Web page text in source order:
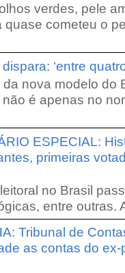
verdes, pele
quase cometeu o
‘entre
nova modelo do
é apenas no
ESPECIAL:
primeiras
no Brasil
entre outras.
Tribunal de
as contas do